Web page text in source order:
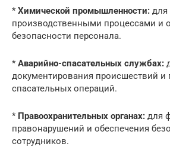
* Химической промышленности: для
производственными процессами и
безопасности персонала.
* Аварийно-спасательных службах:
документирования происшествий и
спасательных операций.
* Правоохранительных органах: для
правонарушений и обеспечения
сотрудников.